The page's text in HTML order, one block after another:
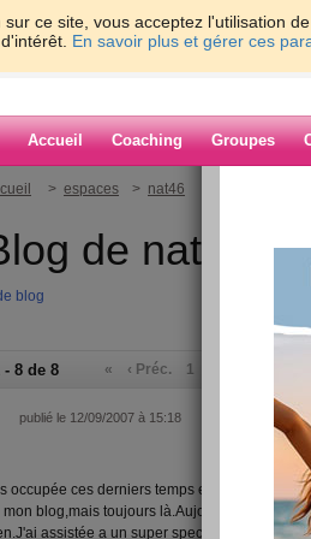
ce site, vous acceptez l'utilisation
En savoir plus et gérer ces
Accueil Coaching Groupes
> espaces > nat46
de nat46
blog
- 8 de 8 « ‹ Préc. 1
publié le 12/09/2007 à 15:18
occupée ces derniers temps et acces internet
mon blog,mais toujours là.Aujourd'hui la
assistée a un super spectacle de